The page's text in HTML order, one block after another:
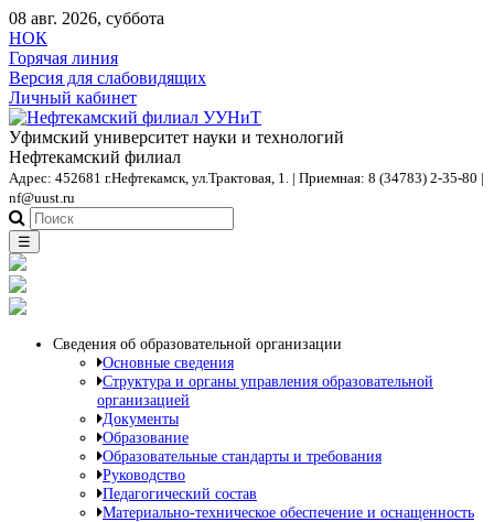
08 авг. 2026, суббота
НОК
Горячая линия
Версия для слабовидящих
Личный кабинет
Уфимский университет науки и технологий
Нефтекамский филиал
Адрес: 452681 г.Нефтекамск, ул.Трактовая, 1. | Приемная: 8 (34783) 2-35-80 |
nf@uust.ru
☰
Сведения об образовательной организации
Основные сведения
Структура и органы управления образовательной
организацией
Документы
Образование
Образовательные стандарты и требования
Руководство
Педагогический состав
Материально-техническое обеспечение и оснащенность